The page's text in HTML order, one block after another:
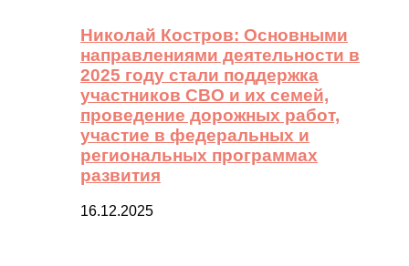
Николай Костров: Основными
направлениями деятельности в
2025 году стали поддержка
участников СВО и их семей,
проведение дорожных работ,
участие в федеральных и
региональных программах
развития
16.12.2025